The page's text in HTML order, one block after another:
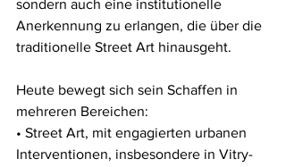
sondern auch eine institutionelle
Anerkennung zu erlangen, die über die
traditionelle Street Art hinausgeht.
Heute bewegt sich sein Schaffen in
mehreren Bereichen:
• Street Art, mit engagierten urbanen
Interventionen, insbesondere in Vitry-